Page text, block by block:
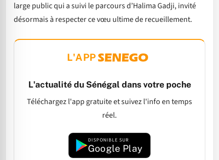
large public qui a suivi le parcours d’Halima Gadji, invité
désormais à respecter ce vœu ultime de recueillement.
L'APP
L'actualité du Sénégal dans votre poche
Téléchargez l'app gratuite et suivez l'info en temps
réel.
DISPONIBLE SUR
Google Play